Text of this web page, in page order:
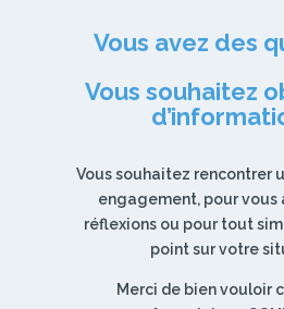
Vous avez des
Vous souhaitez
Vous souhaitez rencontrer
engagement, pour vous
réflexions ou pour tout
point sur votre
Merci de bien vouloir